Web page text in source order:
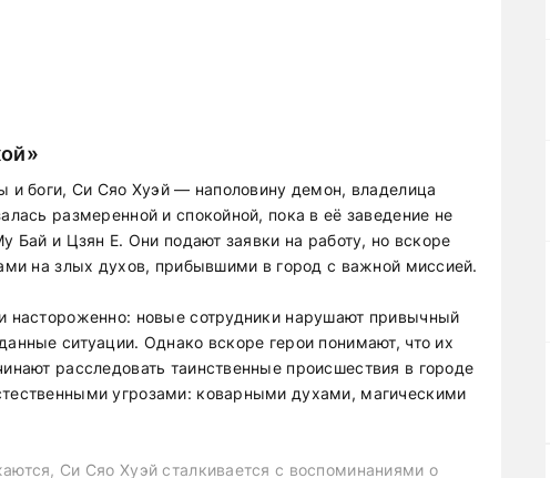
боги, Си Сяо Хуэй — наполовину демон, владелица
размеренной и спокойной, пока в её заведение не
Бай и Цзян Е. Они подают заявки на работу, но вскоре
на злых духов, прибывшими в город с важной миссией.
настороженно: новые сотрудники нарушают привычный
ситуации. Однако вскоре герои понимают, что их
расследовать таинственные происшествия в городе
угрозами: коварными духами, магическими
Си Сяо Хуэй сталкивается с воспоминаниями о